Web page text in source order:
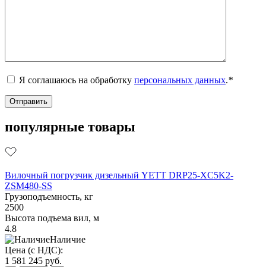
Я соглашаюсь на обработку персональных данных.*
популярные товары
Вилочный погрузчик дизельный YETT DRP25-XC5K2-
ZSM480-SS
Грузоподъемность, кг
2500
Высота подъема вил, м
4.8
Наличие
Цена (с НДС):
1 581 245 руб.